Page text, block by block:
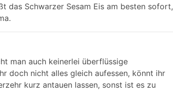
das Schwarzer Sesam Eis am besten sofort,
man auch keinerlei überflüssige
doch nicht alles gleich aufessen, könnt ihr
kurz antauen lassen, sonst ist es zu